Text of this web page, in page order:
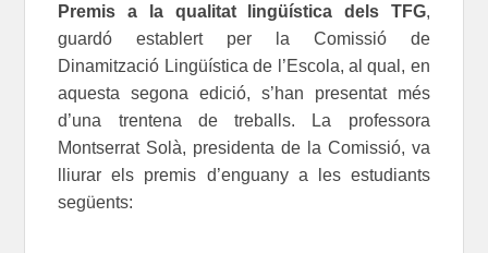
Premis a la qualitat lingüística dels TFG,
guardó establert per la Comissió de
Dinamització Lingüística de l’Escola, al qual, en
aquesta segona edició, s’han presentat més
d’una trentena de treballs. La professora
Montserrat Solà, presidenta de la Comissió, va
lliurar els premis d’enguany a les estudiants
següents: